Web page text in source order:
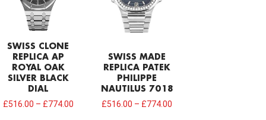
SWISS CLONE
REPLICA AP
ROYAL OAK
SILVER BLACK
DIAL
£516.00 – £774.00
SWISS MADE
REPLICA PATEK
PHILIPPE
NAUTILUS 7018
£516.00 – £774.00